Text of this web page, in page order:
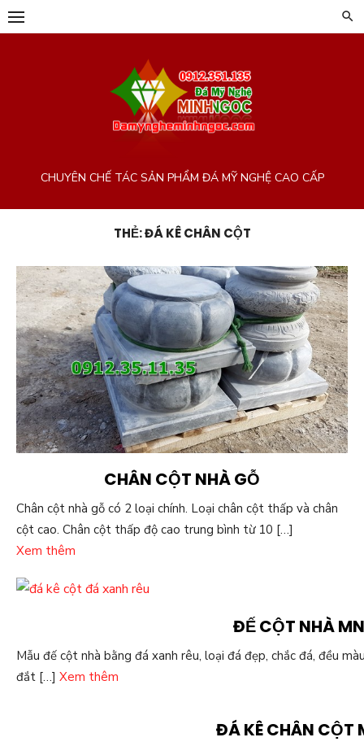
Chuyển
tới
CHUYÊN CHẾ TÁC SẢN PHẨM ĐÁ MỸ NGHỆ CAO CẤP
THẺ:ĐÁ KÊ CHÂN CỘT
CHÂN CỘT NHÀ GỖ
Chân cột nhà gỗ có 2 loại chính. Loại chân cột thấp và chân
cột cao. Chân cột thấp độ cao trung bình từ 10 […]
Xem thêm
ĐẾ CỘT NHÀ
Mẫu đế cột nhà bằng đá xanh rêu, loại đá đẹp, chắc đá, đều
đắt […] Xem thêm
ĐÁ KÊ CHÂN CỘT